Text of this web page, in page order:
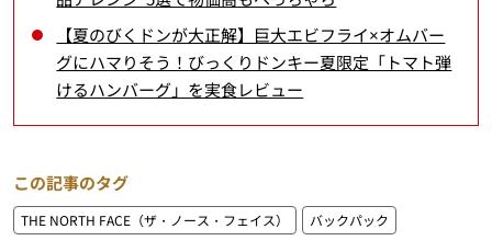
【夏のびくドンが大正解】巨大エビフライ×オムバー
グにハマりそう！びっくりドンキー夏限定「トマト弾
けるハンバーグ」を実食レビュー
この記事のタグ
THE NORTH FACE（ザ・ノース・フェイス） バックパック